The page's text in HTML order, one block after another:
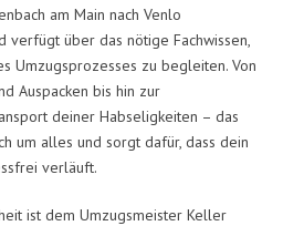
am Main nach Venlo
über das nötige Fachwissen,
Umzugsprozesses zu begleiten. Von
Auspacken bis hin zur
deiner Habseligkeiten – das
um alles und sorgt dafür, dass dein
verläuft.
ist dem Umzugsmeister Keller